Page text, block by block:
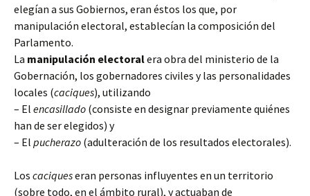
elegían a sus Gobiernos, eran éstos los que, por
manipulación electoral, establecían la composición del
Parlamento.
La manipulación electoralera obra del ministerio de la
Gobernación, los gobernadores civiles y las personalidades
locales (caciques), utilizando
– El encasillado (consiste en designar previamente quiénes
han de ser elegidos) y
– El pucherazo (adulteración de los resultados electorales).
Los caciqueseran personas influyentes en un territorio
(sobre todo, en el ámbito rural), y actuaban de